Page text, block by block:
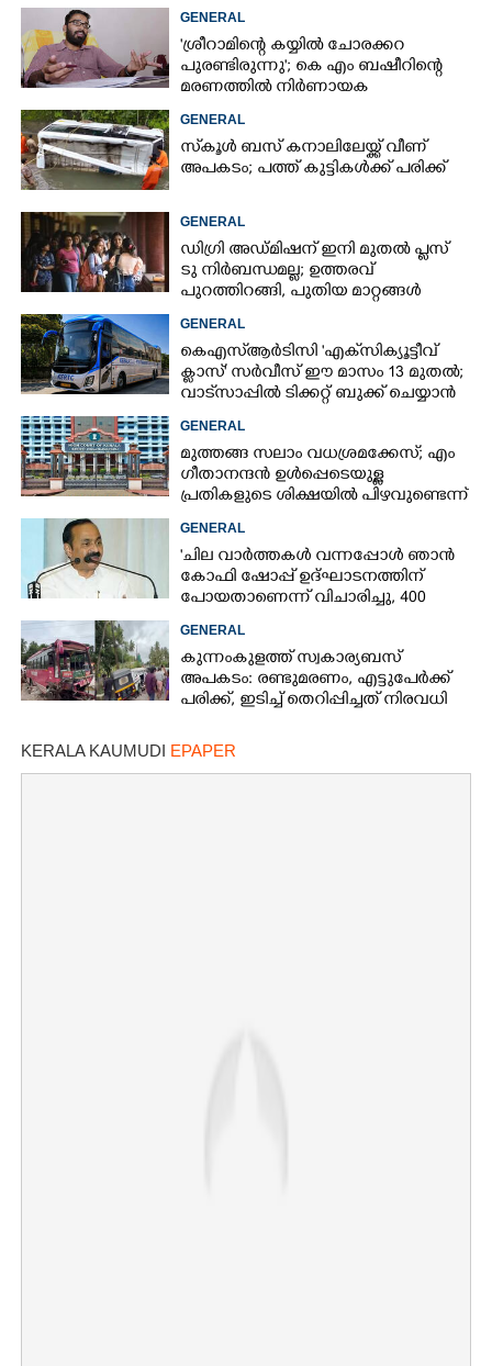
GENERAL
'ശ്രീറാമിന്റെ കയ്യിൽ ചോരക്കറ
പുരണ്ടിരുന്നു'; കെ എം ബഷീറിന്റെ
മരണത്തിൽ നിർണായക
GENERAL
സ്‌കൂൾ ബസ് കനാലിലേയ്ക്ക് വീണ്
അപകടം; പത്ത് കുട്ടികൾക്ക് പരിക്ക്
GENERAL
ഡിഗ്രി അഡ്മിഷന് ഇനി മുതൽ പ്ലസ്
ടു നിർബന്ധമല്ല; ഉത്തരവ്
പുറത്തിറങ്ങി, പുതിയ മാറ്റങ്ങൾ
GENERAL
കെഎസ്‌ആർടിസി 'എക്‌സിക്യൂട്ടീവ്
ക്ളാസ്' സർവീസ് ഈ മാസം 13 മുതൽ;
വാട്‌സാപ്പിൽ ടിക്കറ്റ് ബുക്ക് ചെയ്യാൻ
GENERAL
മുത്തങ്ങ സലാം വധശ്രമക്കേസ്; എം
ഗീതാനന്ദൻ ഉൾപ്പെടെയുള്ള
പ്രതികളുടെ ശിക്ഷയിൽ പിഴവുണ്ടെന്ന്
GENERAL
'ചില വാർത്തകൾ വന്നപ്പോൾ ഞാൻ
കോഫി ഷോപ്പ് ഉദ്ഘാടനത്തിന്
പോയതാണെന്ന് വിചാരിച്ചു, 400
GENERAL
കുന്നംകുളത്ത് സ്വകാര്യബസ്
അപകടം: രണ്ടുമരണം, എട്ടുപേർക്ക്
പരിക്ക്, ഇടിച്ച് തെറിപ്പിച്ചത് നിരവധി
KERALA KAUMUDI EPAPER